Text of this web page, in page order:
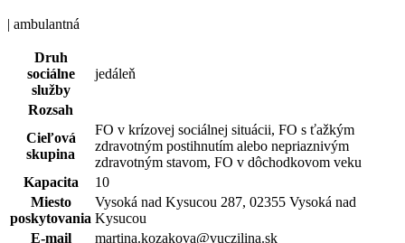
| ambulantná
Druh
sociálne
služby
jedáleň
Rozsah
Cieľová
skupina
FO v krízovej sociálnej situácii, FO s ťažkým
zdravotným postihnutím alebo nepriaznivým
zdravotným stavom, FO v dôchodkovom veku
Kapacita
10
Miesto
poskytovania
Vysoká nad Kysucou 287, 02355 Vysoká nad
Kysucou
E-mail
martina.kozakova@vuczilina.sk